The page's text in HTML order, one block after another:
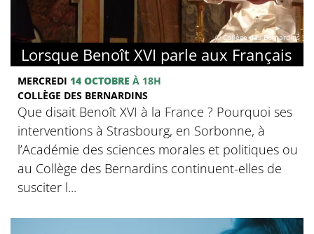
© Collège des Bernardins
Lorsque Benoît XVI parle aux Français
MERCREDI 14 OCTOBRE À 18H
COLLÈGE DES BERNARDINS
Que disait Benoît XVI à la France ? Pourquoi ses
interventions à Strasbourg, en Sorbonne, à
l’Académie des sciences morales et politiques ou
au Collège des Bernardins continuent-elles de
susciter l...